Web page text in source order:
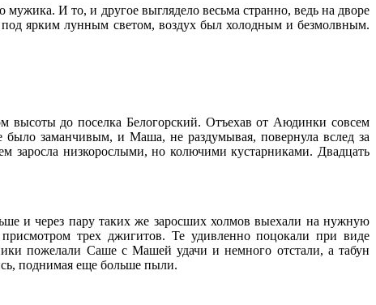
мужика. И то, и другое выглядело весьма странно, ведь на дворе
под ярким лунным светом, воздух был холодным и безмолвным.
высоты до поселка Белогорский. Отъехав от Аюдинки совсем
было заманчивым, и Маша, не раздумывая, повернула вслед за
заросла низкорослыми, но колючими кустарниками. Двадцать
и через пару таких же заросших холмов выехали на нужную
трех джигитов. Те удивленно поцокали при виде
пожелали Саше с Машей удачи и немного отстали, а табун
поднимая еще больше пыли.